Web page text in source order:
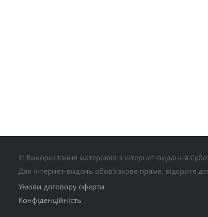
© Використання матеріалів з інтернет-видання
Для інтернет-видань обов’язкове пряме, відкрите
Умови договору оферти
Конфіденційність